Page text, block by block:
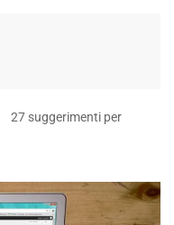
27 suggerimenti per